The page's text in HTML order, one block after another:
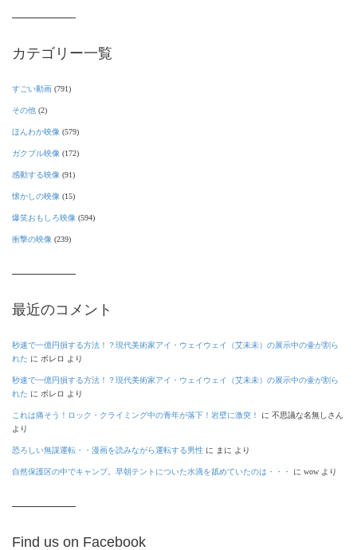
カテゴリー一覧
すごい動画 (791)
その他 (2)
ほんわか映像 (579)
ガクブル映像 (172)
感動する映像 (91)
懐かしの映像 (15)
爆笑おもしろ映像 (594)
衝撃の映像 (239)
最近のコメント
秒速で一億円損する方法！？現代美術家アイ・ウェイウェイ（艾未未）の展示中の壷が割ら
れた に ボレロ より
秒速で一億円損する方法！？現代美術家アイ・ウェイウェイ（艾未未）の展示中の壷が割ら
れた に ボレロ より
これは痛そう！ロック・クライミング中の青年が落下！岩壁に激突！ に 不思議な名無しさん
より
恐ろしい無謀運転・・漫画を読みながら運転する男性 に まに より
自然保護区の中でキャンプ。早朝テントについた水滴を舐めていたのは・・・ に wow より
Find us on Facebook